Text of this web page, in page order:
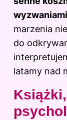
wyzwaniami
marzenia
do
latamy nad